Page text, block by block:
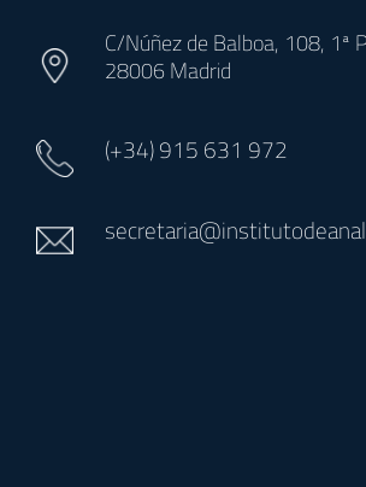
C/Núñez de Balboa, 108, 1ª
28006 Madrid
(+34)915 631 972